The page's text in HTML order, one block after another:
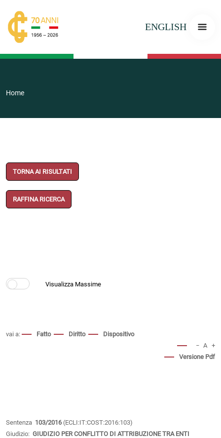
ENGLISH
Home
TORNA AI RISULTATI
RAFFINA RICERCA
vai a: Fatto Diritto
Dispositivo
− A +
Versione Pdf
Sentenza 103/2016(ECLI:IT:COST:2016:103)
Giudizio: GIUDIZIO PER CONFLITTO DI ATTRIBUZIONE TRA ENTI